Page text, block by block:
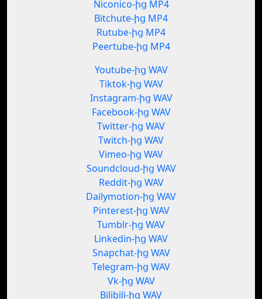
Niconico-ից MP4
Bitchute-ից MP4
Rutube-ից MP4
Peertube-ից MP4
Youtube-ից WAV
Tiktok-ից WAV
Instagram-ից WAV
Facebook-ից WAV
Twitter-ից WAV
Twitch-ից WAV
Vimeo-ից WAV
Soundcloud-ից WAV
Reddit-ից WAV
Dailymotion-ից WAV
Pinterest-ից WAV
Tumblr-ից WAV
Linkedin-ից WAV
Snapchat-ից WAV
Telegram-ից WAV
Vk-ից WAV
Bilibili-ից WAV